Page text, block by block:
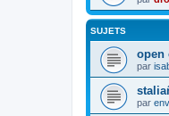
SUJETS
open
par
par